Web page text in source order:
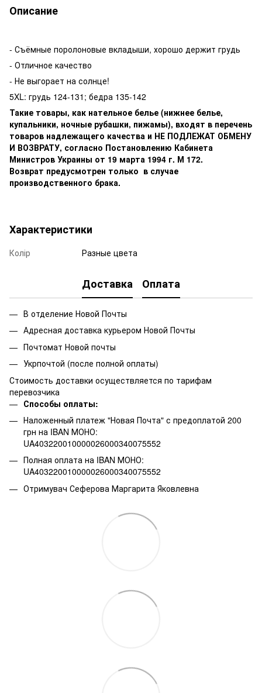
Описание
- Съёмные поролоновые вкладыши, хорошо держит грудь
- Отличное качество
- Не выгорает на солнце!
5XL: грудь 124-131; бедра 135-142
Такие товары, как нательное белье (нижнее белье,
купальники, ночные рубашки, пижамы), входят в перечень
товаров надлежащего качества и НЕ ПОДЛЕЖАТ ОБМЕНУ
И ВОЗВРАТУ, согласно Постановлению Кабинета
Министров Украины от 19 марта 1994 г. М 172.
Возврат предусмотрен только в случае
производственного брака.
Характеристики
Колір Разные цвета
Доставка Оплата
В отделение Новой Почты
Адресная доставка курьером Новой Почты
Почтомат Новой почты
Укрпочтой (после полной оплаты)
Стоимость доставки осуществляется по тарифам
перевозчика
Способы оплаты:
Наложенный платеж "Новая Почта" с предоплатой 200
грн на IBAN МОНО:
UA403220010000026000340075552
Полная оплата на IBAN МОНО:
UA403220010000026000340075552
Отримувач Сеферова Маргарита Яковлевна